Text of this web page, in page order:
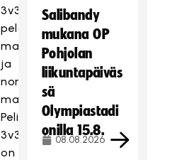
3v3
pelataan
maalivahdein
ja
normaalikokoisiin
maaleihin.
Peliformaattina
3v3
on
Salibandy
mukana OP
Pohjolan
liikuntapäiväs
sä
Olympiastadi
onilla 15.8.
08.08.2026